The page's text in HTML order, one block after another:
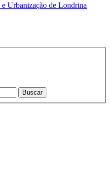
Urbanização de Londrina
Buscar